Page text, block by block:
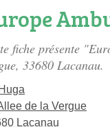
fiche présente
, 33680 Lacanau.
de la Vergue
Lacanau